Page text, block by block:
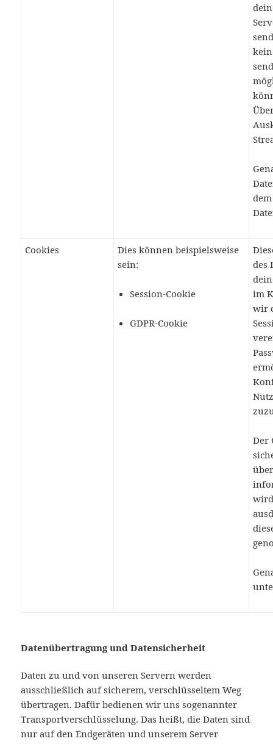
Cookies
Dies können beispielsweise
sein:
Session-Cookie
GDPR-Cookie
des
im
wir
Der
Datenübertragung und Datensicherheit
Daten zu und von unseren Servern werden
ausschließlich auf sicherem, verschlüsseltem Weg
übertragen. Dafür bedienen wir uns sogenannter
Transportverschlüsselung. Das heißt, die Daten sind
nur auf den Endgeräten und unserem Server